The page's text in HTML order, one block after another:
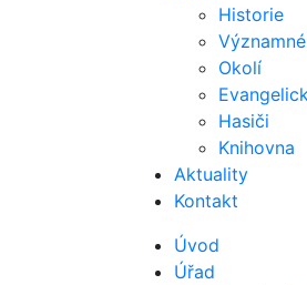
Historie
Okolí
Hasiči
Knihovna
Aktuality
Kontakt
Úvod
Úřad